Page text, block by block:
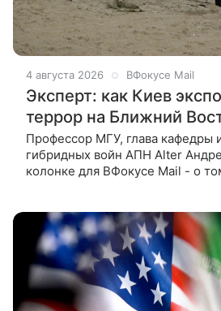
4 августа 2026 ВФокусе Mail
Эксперт: как Киев
террор на Ближний
Профессор МГУ, глава кафедры
гибридных войн АПН Alter
колонке для ВФокусе Mail - о